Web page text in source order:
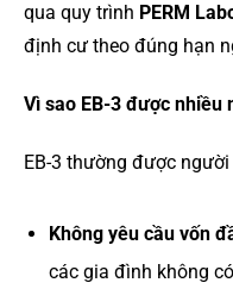
qua quy trình PERM
định cư theo đúng hạn
Vì sao EB-3 được nhiều
EB-3 thường được
Không yêu cầu vốn
các gia đình không